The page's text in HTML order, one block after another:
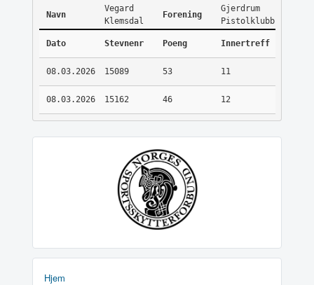
Navn
Vegard
Klemsdal
Forening
Gjerdrum
Pistolklubb
Dato Stevnenr Poeng Innertreff
08.03.2026 15089 53 11
08.03.2026 15162 46 12
Hjem